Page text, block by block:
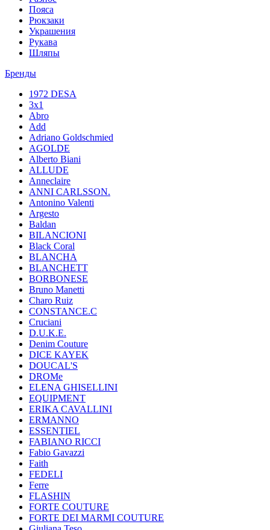
Пояса
Рюкзаки
Украшения
Рукава
Шляпы
Бренды
1972 DESA
3x1
Abro
Add
Adriano Goldschmied
AGOLDE
Alberto Biani
ALLUDE
Anneclaire
ANNI CARLSSON.
Antonino Valenti
Argesto
Baldan
BILANCIONI
Black Coral
BLANCHA
BLANCHETT
BORBONESE
Bruno Manetti
Charo Ruiz
CONSTANCE.C
Cruciani
D.U.K.E.
Denim Couture
DICE KAYEK
DOUCAL'S
DROMe
ELENA GHISELLINI
EQUIPMENT
ERIKA CAVALLINI
ERMANNO
ESSENTIEL
FABIANO RICCI
Fabio Gavazzi
Faith
FEDELI
Ferre
FLASHIN
FORTE COUTURE
FORTE DEI MARMI COUTURE